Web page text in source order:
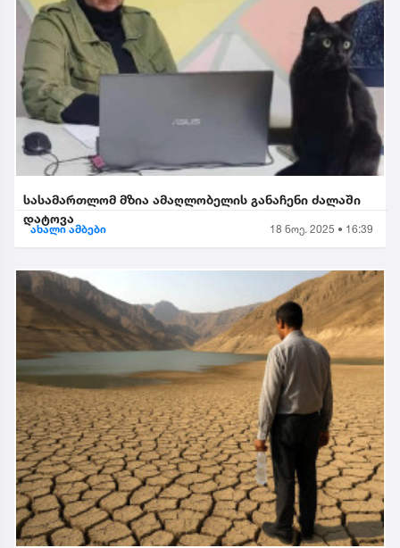
სასამართლომ მზია ამაღლობელის განაჩენი ძალაში
დატოვა
ახალი ამბები 18 ნოე. 2025 • 16:39